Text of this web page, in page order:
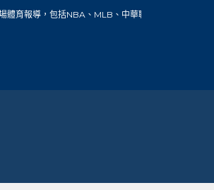
NBA、MLB、中華職棒、籃球、網球、足球、賽車、